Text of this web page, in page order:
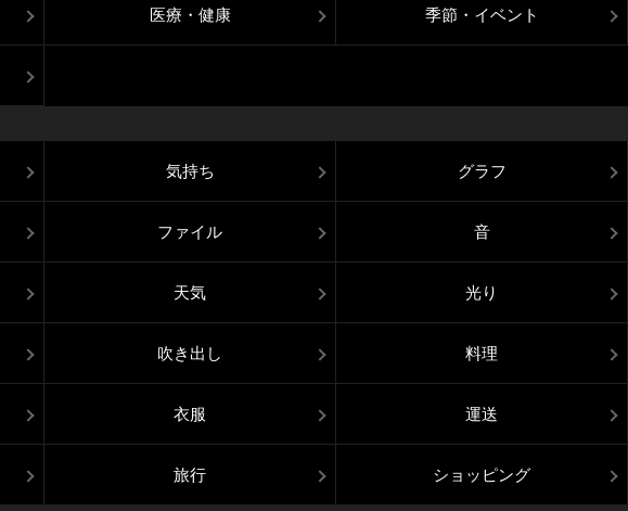
医療・健康 季節・イベント
気持ち グラフ
ファイル 音
天気 光り
吹き出し 料理
衣服 運送
旅行 ショッピング